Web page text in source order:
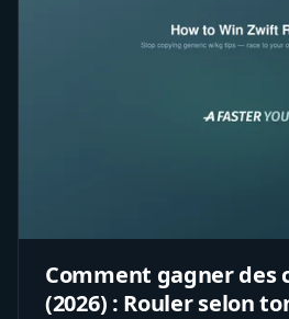
Comment gagner des
(2026) : Rouler selon